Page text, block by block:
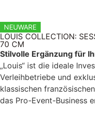
NEUWARE
LOUIS COLLECTION:
70 CM
Stilvolle Ergänzung für
„Louis“ ist die ideale
Verleihbetriebe und
klassischen
das Pro-Event-Business